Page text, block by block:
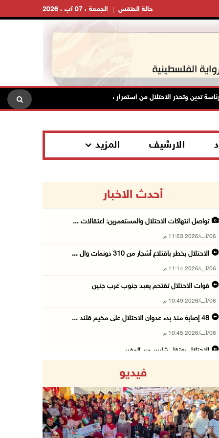
الجمعة ، 07 آب ، 2026 حالة الطقس
تدين وتحذر الاحتلال من استمرار حربه الشاملة على الشعب الفلسطيني
الارشيف المزيد
أحدث الاخبار
تواصل انتهاكات الاحتلال والمستعمرين: اعتقالات ...
06/آب/2026 11:53 م
الاحتلال يخطر باقتلاع أشجار من 310 دونمات وال ...
06/آب/2026 11:14 م
قوات الاحتلال تقتحم يعبد جنوب غرب جنين
06/آب/2026 10:49 م
48 إصابة منذ بدء عدوان الاحتلال على مخيم قلند ...
06/آب/2026 10:45 م
الاحتلال يعتقل شابين من المغير
06/آب/2026 10:01 م
رئيس بلدية الخليل يطلع وفدا أميركيا على تطورا ...
06/آب/2026 09:59 م
فيديو
Previous Next